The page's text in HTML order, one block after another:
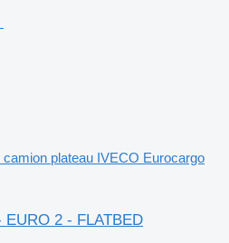
camion plateau IVECO Eurocargo
2 - FLATBED